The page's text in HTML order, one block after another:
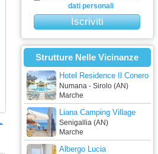
dati personali
Strutture Nelle Vicinanze
Hotel Residence Il Conero 2
Numana - Sirolo (AN)
Marche
Liana Camping Village
Senigallia (AN)
Marche
Albergo Lucia